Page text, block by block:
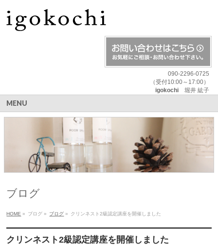
090-2296-0725
（受付10:00～17:00）
igokochi堀井 紘子
MENU
ブログ
HOME » ブログ » ブログ » クリンネスト2級認定講座を開催しました
クリンネスト2級認定講座を開催しました